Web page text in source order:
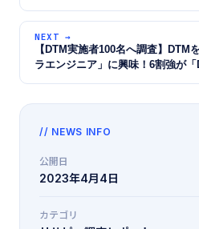
た」とポジティブな転職理由多数
NEXT →
【DTM実施者100名へ調査】DTM
ラエンジニア」に興味！6割強が
// NEWS INFO
公開日
2023年4月4日
カテゴリ